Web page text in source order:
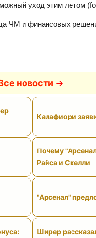
уход этим летом
ЧМ и финансовых
новости
Калафиори
Почему
Райса и Скелли
"Арсенал"
Ширер